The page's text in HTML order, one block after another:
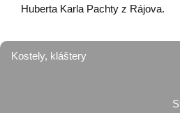
Huberta Karla Pachty z Rájova.
Kostely, kláštery